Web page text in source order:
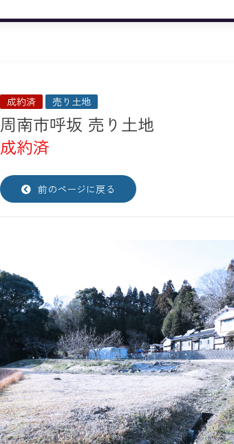
成約済 売り土地
周南市呼坂 売り土地
成約済
前のページに戻る